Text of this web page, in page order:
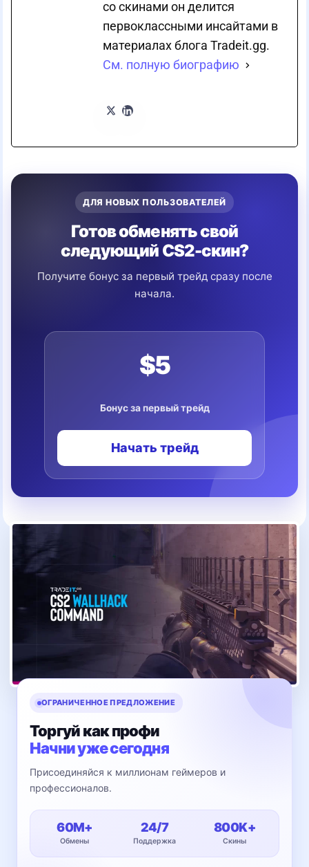
со скинами он делится
первоклассными инсайтами в
материалах блога Tradeit.gg.
См. полную биографию
ДЛЯ НОВЫХ ПОЛЬЗОВАТЕЛЕЙ
Готов обменять свой
следующий CS2-скин?
Получите бонус за первый трейд сразу после
начала.
$5
Бонус за первый трейд
Начать трейд
ОГРАНИЧЕННОЕ ПРЕДЛОЖЕНИЕ
Торгуй как профи
Начни уже сегодня
Присоединяйся к миллионам геймеров и
профессионалов.
60M+
Обмены
24/7
Поддержка
800K+
Скины